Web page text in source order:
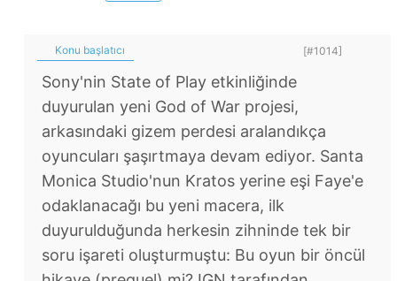
Konu başlatıcı [#1014]
Sony'nin State of Play etkinliğinde
duyurulan yeni God of War projesi,
arkasındaki gizem perdesi aralandıkça
oyuncuları şaşırtmaya devam ediyor. Santa
Monica Studio'nun Kratos yerine eşi Faye'e
odaklanacağı bu yeni macera, ilk
duyurulduğunda herkesin zihninde tek bir
soru işareti oluşturmuştu: Bu oyun bir öncül